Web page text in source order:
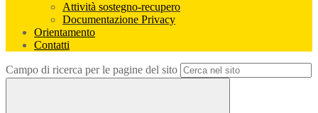
Attività sostegno-recupero
Documentazione Privacy
Orientamento
Contatti
Campo di ricerca per le pagine del sito